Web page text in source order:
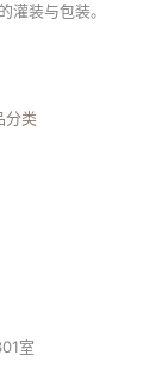
灌装与包装。
分类
室